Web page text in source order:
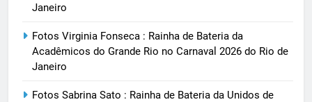
Janeiro
Fotos Virginia Fonseca : Rainha de Bateria da
Acadêmicos do Grande Rio no Carnaval 2026 do Rio de
Janeiro
Fotos Sabrina Sato : Rainha de Bateria da Unidos de